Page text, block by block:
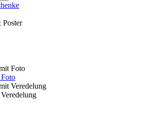
Foto
Veredelung